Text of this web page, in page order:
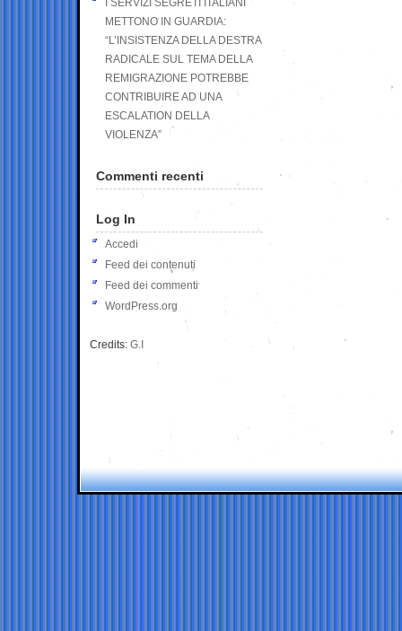
I SERVIZI SEGRETI ITALIANI
METTONO IN GUARDIA:
“L’INSISTENZA DELLA DESTRA
RADICALE SUL TEMA DELLA
REMIGRAZIONE POTREBBE
CONTRIBUIRE AD UNA
ESCALATION DELLA
VIOLENZA”
Commenti recenti
Log In
Accedi
Feed dei contenuti
Feed dei commenti
WordPress.org
Credits: G.I